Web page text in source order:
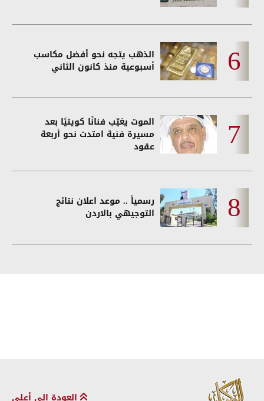
الذهب يتجه نحو أفضل مكاسب
أسبوعية منذ كانون الثاني
الموت يغيّب فنانًا كويتيًا بعد
مسيرة فنية امتدت نحو أربعة
عقود
رسمياً .. موعد اعلان نتائج
التوجيهي بالاردن
العودة إلى أعلى